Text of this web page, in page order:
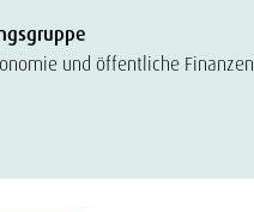
und öffentliche Finanzen